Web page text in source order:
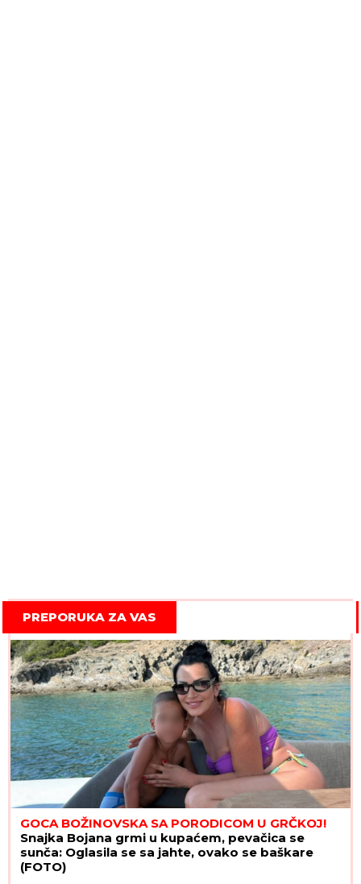
PREPORUKA ZA VAS
GOCA BOŽINOVSKA SA PORODICOM U GRČKOJ!
Snajka Bojana grmi u kupaćem, pevačica se
sunča: Oglasila se sa jahte, ovako se baškare
(FOTO)